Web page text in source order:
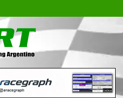
La Revista
Karting en